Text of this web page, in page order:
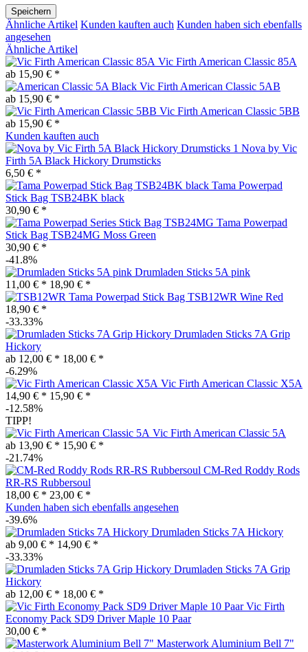
Speichern
Ähnliche Artikel Kunden kauften auch Kunden haben sich ebenfalls
angesehen
Ähnliche Artikel
Vic Firth American Classic 85A
ab 15,90 € *
Vic Firth American Classic 5AB
ab 15,90 € *
Vic Firth American Classic 5BB
ab 15,90 € *
Kunden kauften auch
Nova by Vic
Firth 5A Black Hickory Drumsticks
6,50 € *
Tama Powerpad
Stick Bag TSB24BK black
30,90 € *
Tama Powerpad
Stick Bag TSB24MG Moss Green
30,90 € *
-41.8%
Drumladen Sticks 5A pink
11,00 € * 18,90 € *
Tama Powerpad Stick Bag TSB12WR Wine Red
18,90 € *
-33.33%
Drumladen Sticks 7A Grip
Hickory
ab 12,00 € * 18,00 € *
-6.29%
Vic Firth American Classic X5A
14,90 € * 15,90 € *
-12.58%
TIPP!
Vic Firth American Classic 5A
ab 13,90 € * 15,90 € *
-21.74%
CM-Red Roddy Rods
RR-RS Rubbersoul
18,00 € * 23,00 € *
Kunden haben sich ebenfalls angesehen
-39.6%
Drumladen Sticks 7A Hickory
ab 9,00 € * 14,90 € *
-33.33%
Drumladen Sticks 7A Grip
Hickory
ab 12,00 € * 18,00 € *
Vic Firth
Economy Pack SD9 Driver Maple 10 Paar
30,00 € *
Masterwork Aluminium Bell 7"